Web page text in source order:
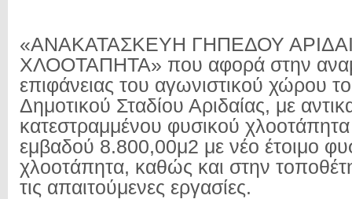
«ΑΝΑΚΑΤΑΣΚΕΥΗ ΓΗΠΕΔΟΥ
ΧΛΟΟΤΑΠΗΤΑ» που αφορά στην
επιφάνειας του αγωνιστικού χώρου
Δημοτικού Σταδίου Αριδαίας, με
κατεστραμμένου φυσικού
εμβαδού 8.800,00μ2 με νέο έτοιμο
χλοοτάπητα, καθώς και στην
τις απαιτούμενες εργασίες.